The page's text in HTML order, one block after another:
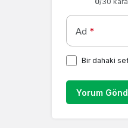
Ad *
Bir dahaki
Yorum